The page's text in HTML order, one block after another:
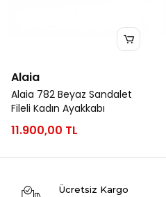
Alaia
Alaia 782 Beyaz Sandalet
Fileli Kadın Ayakkabı
11.900,00 TL
Ücretsiz Kargo